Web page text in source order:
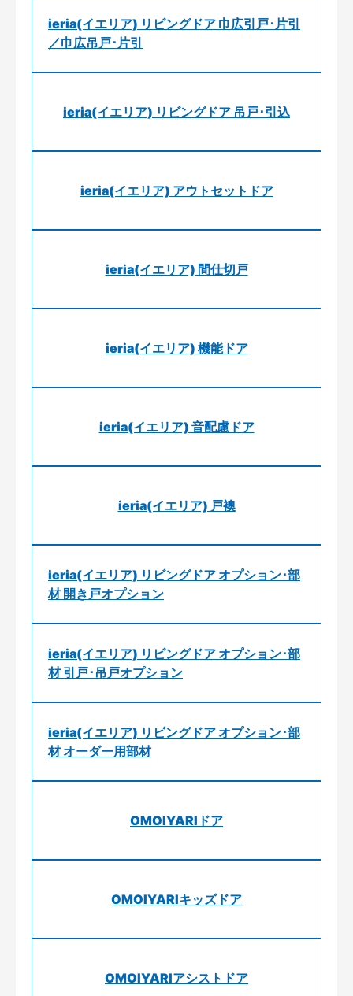
ieria(イエリア) リビングドア 巾広引戸･片引
／巾広吊戸･片引
ieria(イエリア) リビングドア 吊戸･引込
ieria(イエリア) アウトセットドア
ieria(イエリア) 間仕切戸
ieria(イエリア) 機能ドア
ieria(イエリア) 音配慮ドア
ieria(イエリア) 戸襖
ieria(イエリア) リビングドア オプション･部
材 開き戸オプション
ieria(イエリア) リビングドア オプション･部
材 引戸･吊戸オプション
ieria(イエリア) リビングドア オプション･部
材 オーダー用部材
OMOIYARIドア
OMOIYARIキッズドア
OMOIYARIアシストドア